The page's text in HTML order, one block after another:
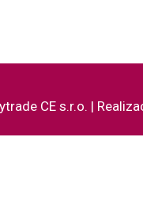
CE s.r.o. |